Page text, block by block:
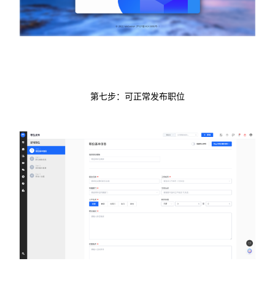
第七步：可正常发布职位